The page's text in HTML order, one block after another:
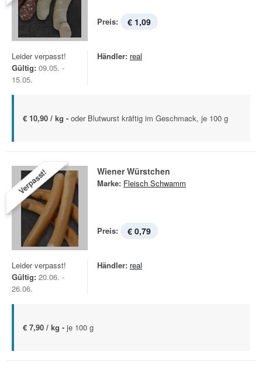
Preis: € 1,09
Leider verpasst!
Gültig: 09.05. -
15.05.
Händler: real
€ 10,90 / kg - oder Blutwurst kräftig im Geschmack, je 100 g
Verpasst! Wiener Würstchen
Marke: Fleisch Schwamm
Preis: € 0,79
Leider verpasst!
Gültig: 20.06. -
26.06.
Händler: real
€ 7,90 / kg - je 100 g